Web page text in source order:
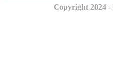
Copyright 2024 -